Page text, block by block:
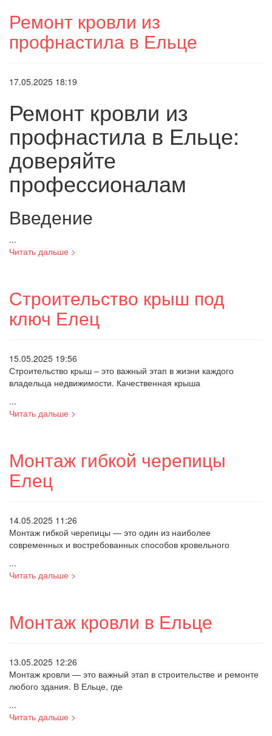
Ремонт кровли из
профнастила в Ельце
17.05.2025 18:19
Ремонт кровли из
профнастила в Ельце:
доверяйте
профессионалам
Введение
...
Читать дальше >
Строительство крыш под
ключ Елец
15.05.2025 19:56
Строительство крыш – это важный этап в жизни каждого
владельца недвижимости. Качественная крыша
...
Читать дальше >
Монтаж гибкой черепицы
Елец
14.05.2025 11:26
Монтаж гибкой черепицы — это один из наиболее
современных и востребованных способов кровельного
...
Читать дальше >
Монтаж кровли в Ельце
13.05.2025 12:26
Монтаж кровли — это важный этап в строительстве и ремонте
любого здания. В Ельце, где
...
Читать дальше >